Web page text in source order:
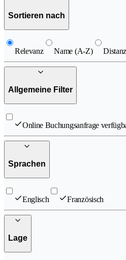
Sortieren nach
Relevanz Name (A-Z) Distanz
Allgemeine Filter
Online Buchungsanfrage
Sprachen
Englisch Französisch
Lage